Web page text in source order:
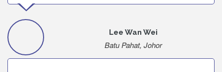
Lee Wan Wei
Batu Pahat, Johor